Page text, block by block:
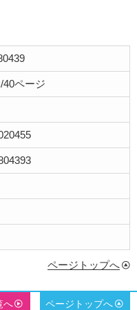
40ページ
ページトップへ
へ ページトップへ